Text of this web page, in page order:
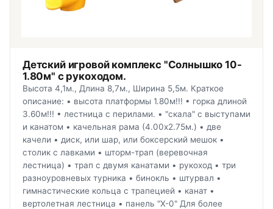
Детский игровой комплекс "Солнышко 10-
1.80м" с рукоходом.
Высота 4,1м., Длина 8,7м., Ширина 5,5м. Краткое
описание: • высота платформы 1.80м!!! • горка длиной
3.60м!!! • лестница с перилами. • "скала" с выступами
и канатом • качельная рама (4.00х2.75м.) • две
качели • диск, или шар, или боксерский мешок •
столик с лавками • шторм-трап (веревочная
лестница) • трап с двумя канатами • рукоход • три
разноуровневых турника • бинокль • штурвал •
гимнастические кольца с трапецией • канат •
вертолетная лестница • панель "Х-0" Для более